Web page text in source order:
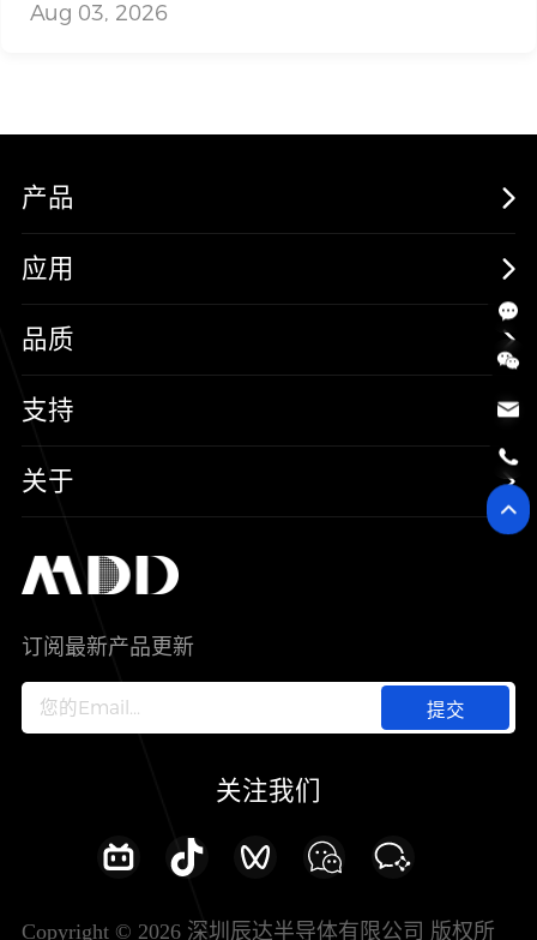
Aug 03, 2026
产品
MOSFETs
保护器件
三极管
SiC
IC
应用
消费电子
汽车电子
新能源
智能家居
新兴行业
品质
可靠性实验室
质量与环境
其他信息(PCN)
支持
样品与支持
关于
加入我们
订阅最新产品更新
提交
关注我们
Copyright © 2026 深圳辰达半导体有限公司 版权所